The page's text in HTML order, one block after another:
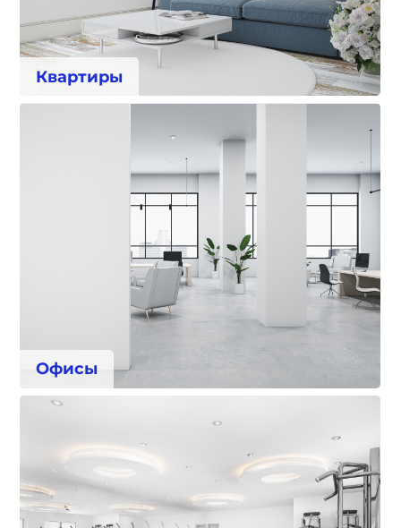
Квартиры
Офисы